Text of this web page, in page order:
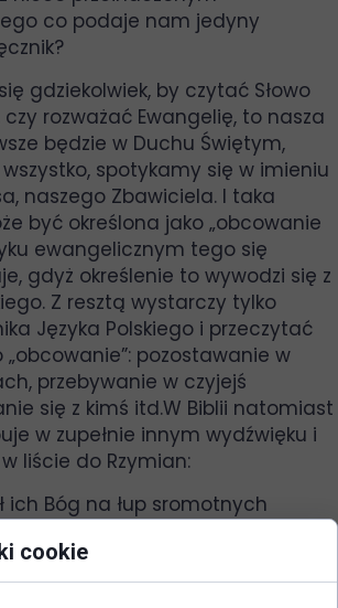
co podaje nam jedyny
gdziekolwiek, by czytać Słowo
czy rozważać Ewangelię, to nasza
będzie w Duchu Świętym,
spotykamy się w imieniu
naszego Zbawiciela. I taka
być określona jako „obcowanie
ewangelicznym tego się
gdyż określenie to wywodzi się z
Z resztą wystarczy tylko
Języka Polskiego i przeczytać
„obcowanie”: pozostawanie w
przebywanie w czyjejś
się z kimś itd.W Biblii natomiast
w zupełnie innym wydźwięku i
liście do Rzymian:
ich Bóg na łup sromotnych
ich bowiem zamieniły
na
cookie